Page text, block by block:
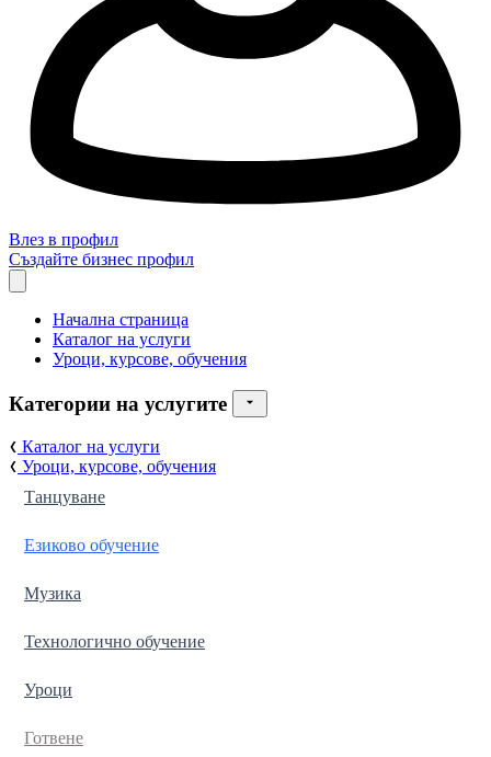
Влез в профил
Създайте бизнес профил
Начална страница
Каталог на услуги
Уроци, курсове, обучения
Категории на услугите
Каталог на услуги
Уроци, курсове, обучения
Танцуване
Езиково обучение
Музика
Технологично обучение
Уроци
Готвене